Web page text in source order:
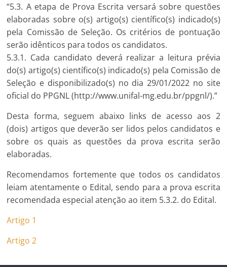
“5.3. A etapa de Prova Escrita versará sobre questões
elaboradas sobre o(s) artigo(s) científico(s) indicado(s)
pela Comissão de Seleção. Os critérios de pontuação
serão idênticos para todos os candidatos.
5.3.1. Cada candidato deverá realizar a leitura prévia
do(s) artigo(s) científico(s) indicado(s) pela Comissão de
Seleção e disponibilizado(s) no dia 29/01/2022 no site
oficial do PPGNL (http://www.unifal-mg.edu.br/ppgnl/).”
Desta forma, seguem abaixo links de acesso aos 2
(dois) artigos que deverão ser lidos pelos candidatos e
sobre os quais as questões da prova escrita serão
elaboradas.
Recomendamos fortemente que todos os candidatos
leiam atentamente o Edital, sendo para a prova escrita
recomendada especial atenção ao item 5.3.2. do Edital.
Artigo 1
Artigo 2